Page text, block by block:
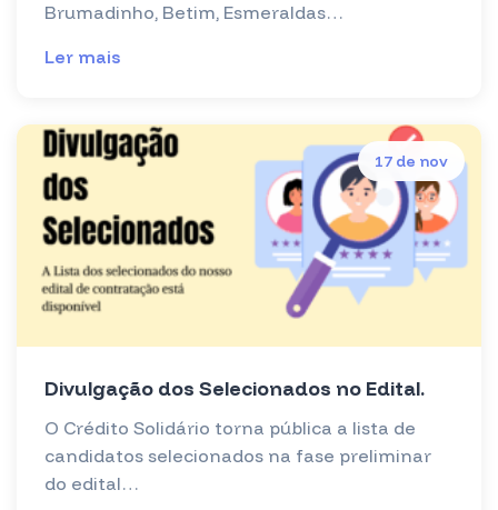
Brumadinho, Betim, Esmeraldas…
Ler mais
17 de nov
Divulgação dos Selecionados no Edital.
O Crédito Solidário torna pública a lista de
candidatos selecionados na fase preliminar
do edital…